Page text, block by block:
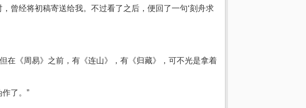
曾经将初稿寄送给我。不过看了之后，便回了一句‘刻舟求
在《周易》之前，有《连山》，有《归藏》，可不光是拿着
了。”